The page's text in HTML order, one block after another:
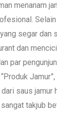
menanam
segar dan
dan
par
saus jamur
takjub